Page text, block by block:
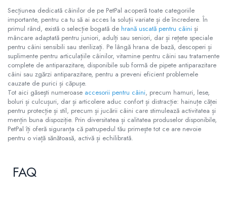
Secțiunea dedicată câinilor de pe PetPal acoperă toate categoriile
importante, pentru ca tu să ai acces la soluții variate și de încredere. În
primul rând, există o selecție bogată de hrană uscată pentru câini și
mâncare adaptată pentru juniori, adulți sau seniori, dar și rețete speciale
pentru câini sensibili sau sterilizați. Pe lângă hrana de bază, descoperi și
suplimente pentru articulațiile câinilor, vitamine pentru câini sau tratamente
complete de antiparazitare, disponibile sub formă de pipete antiparazitare
câini sau zgărzi antiparazitare, pentru a preveni eficient problemele
cauzate de purici și căpușe.
Tot aici găsești numeroase accesorii pentru câini, precum hamuri, lese,
boluri și culcușuri, dar și articolere aduc confort și distracție: hainuțe căței
pentru protecție și stil, precum și jucării câini care stimulează activitatea și
mențin buna dispoziție. Prin diversitatea și calitatea produselor disponibile,
PetPal îți oferă siguranța că patrupedul tău primește tot ce are nevoie
pentru o viață sănătoasă, activă și echilibrată.
FAQ